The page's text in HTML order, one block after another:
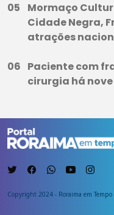
Mormaço
Cidade Negra,
atrações
Paciente com
cirurgia há nove
Copyright 2024 - Roraima em Tempo